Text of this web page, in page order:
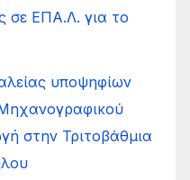
σε ΕΠΑ.Λ. για το
υποψηφίων
στην Τριτοβάθμια